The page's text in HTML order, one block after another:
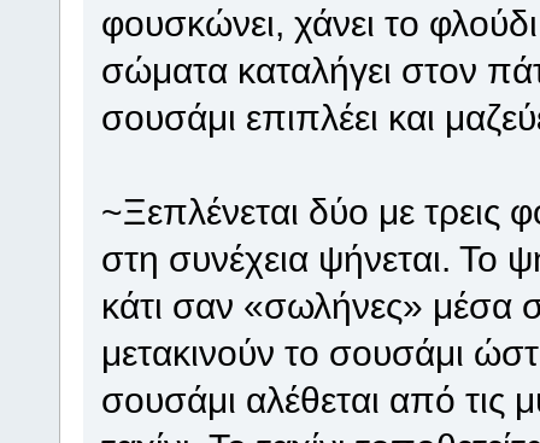
φουσκώνει, χάνει το
σώματα καταλήγει στον
σουσάμι επιπλέει και
~Ξεπλένεται δύο με τρεις
στη συνέχεια ψήνεται. Το
κάτι σαν «σωλήνες» μέσα
μετακινούν το σουσάμι
σουσάμι αλέθεται από τις